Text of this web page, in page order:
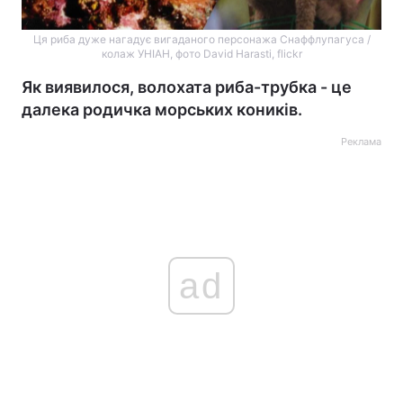
Ця риба дуже нагадує вигаданого персонажа Снаффлупагуса /
колаж УНІАН, фото David Harasti, flickr
Як виявилося, волохата риба-трубка - це
далека родичка морських коників.
Реклама
ad